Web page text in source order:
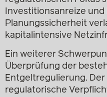
Investitionsanreize
Planungssicherheit
kapitalintensive
Ein weiterer
Überprüfung der
Entgeltregulierung. Der
regulatorische